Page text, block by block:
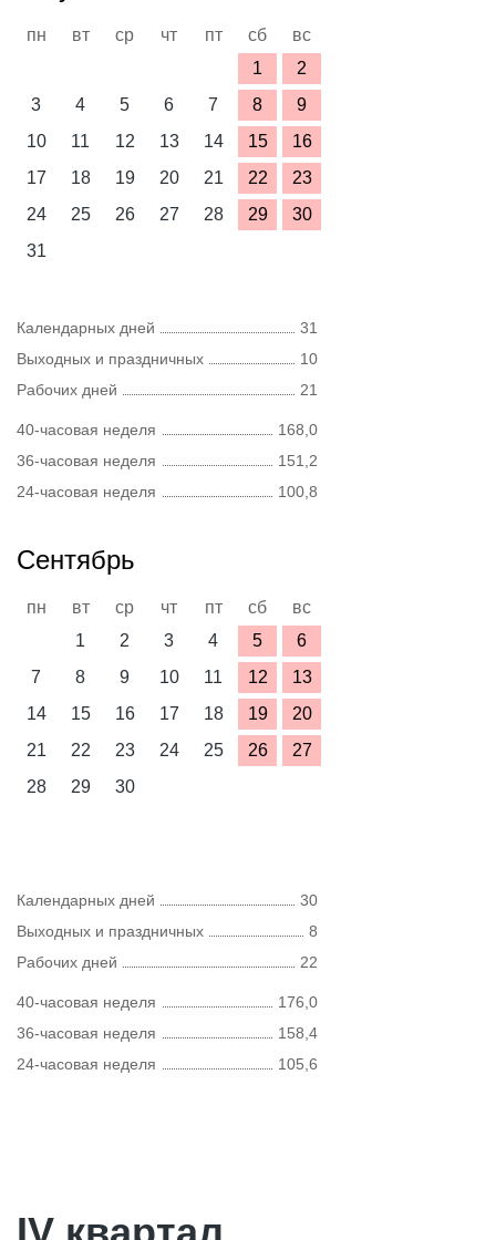
пн вт ср чт пт сб
вс
1
2
3
4 5 6 7 8
9
10
11 12 13 14 15
16
17
18 19 20 21 22
23
24
25 26 27 28 29
30
31
Календарных дней
31
Выходных и праздничных
10
Рабочих дней
21
40-часовая неделя
168,0
36-часовая неделя
151,2
24-часовая неделя
100,8
Сентябрь
пн вт ср чт пт сб
вс
1
2 3 4 5
6
7
8 9 10 11 12
13
14
15 16 17 18 19
20
21
22 23 24 25 26
27
28
29 30
Календарных дней
30
Выходных и праздничных
8
Рабочих дней
22
40-часовая неделя
176,0
36-часовая неделя
158,4
24-часовая неделя
105,6